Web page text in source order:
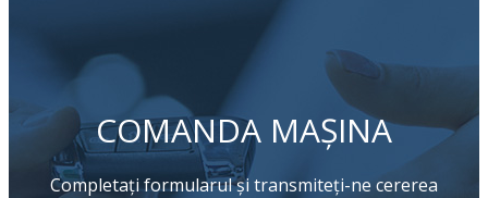
COMANDA MAȘINA
Completați formularul și transmiteți-ne cererea